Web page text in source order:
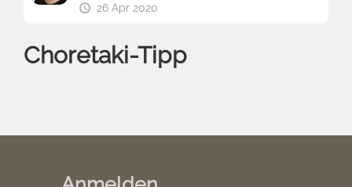
26 Apr 2020
Choretaki-Tipp